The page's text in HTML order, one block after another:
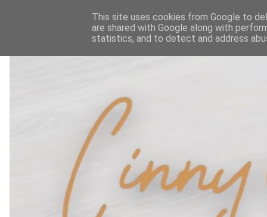
This site uses cookies from Google to
are shared with Google along with
statistics, and to detect and address